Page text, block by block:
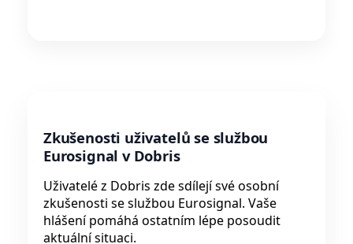
Zkušenosti uživatelů se službou
Eurosignal v Dobris
Uživatelé z Dobris zde sdílejí své osobní
zkušenosti se službou Eurosignal. Vaše
hlášení pomáhá ostatním lépe posoudit
aktuální situaci.